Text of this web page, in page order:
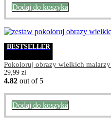
Dodaj do koszyka
BESTSELLER
Pokoloruj obrazy wielkich
29,99 zł
4.82 out of 5
Dodaj do koszyka